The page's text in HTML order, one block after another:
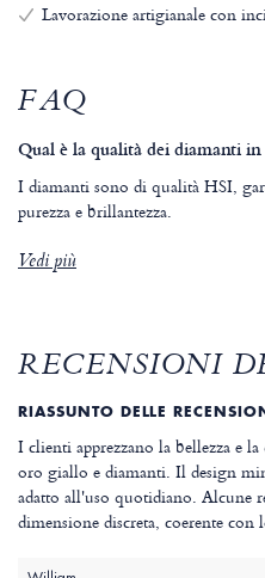
Lavorazione artigianale con
FAQ
Qual è la qualità dei diamanti
I diamanti sono di qualità HSI,
purezza e brillantezza.
Vedi più
RECENSIONI
RIASSUNTO DELLE
I clienti apprezzano la bellezza e
oro giallo e diamanti. Il design
adatto all'uso quotidiano. Alcune
dimensione discreta, coerente con